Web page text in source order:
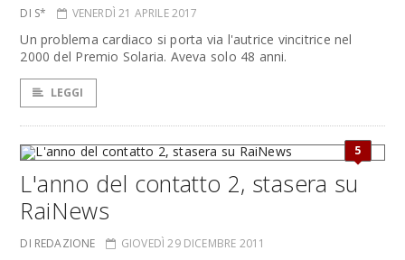
DI S* VENERDÌ 21 APRILE 2017
Un problema cardiaco si porta via l'autrice vincitrice nel
2000 del Premio Solaria. Aveva solo 48 anni.
LEGGI
5
L'anno del contatto 2, stasera su
RaiNews
DI REDAZIONE GIOVEDÌ 29 DICEMBRE 2011